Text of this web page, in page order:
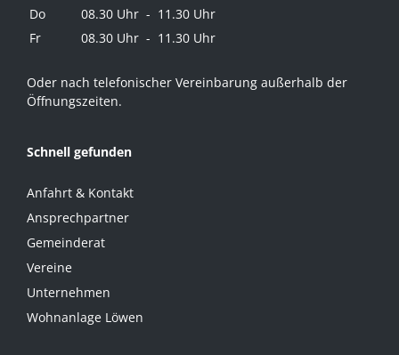
Do
08.30 Uhr - 11.30 Uhr
Fr
08.30 Uhr - 11.30 Uhr
Oder nach telefonischer Vereinbarung außerhalb der
Öffnungszeiten.
Schnell gefunden
Anfahrt & Kontakt
Ansprechpartner
Gemeinderat
Vereine
Unternehmen
Wohnanlage Löwen